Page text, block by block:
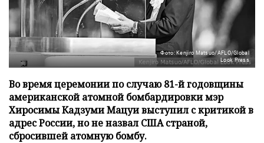
Фото: Kenjiro Matsuo/AFLO/Global
Look Press
Во время церемонии по случаю 81-й годовщины
американской атомной бомбардировки мэр
Хиросимы Кадзуми Мацуи выступил с критикой в
адрес России, но не назвал США страной,
сбросившей атомную бомбу.